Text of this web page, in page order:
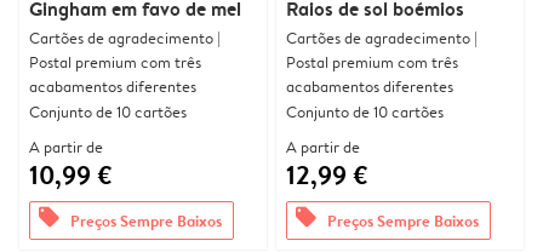
Gingham em favo de mel
Cartões de agradecimento |
Postal premium com três
acabamentos diferentes
Conjunto de 10 cartões
A partir de
10,99 €
offers Preços Sempre Baixos
Raios de sol boémios
Cartões de agradecimento |
Postal premium com três
acabamentos diferentes
Conjunto de 10 cartões
A partir de
12,99 €
offers Preços Sempre Baixos